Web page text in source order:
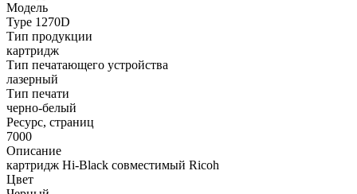
Модель
Type 1270D
Тип продукции
картридж
Тип печатающего устройства
лазерный
Тип печати
черно-белый
Ресурс, страниц
7000
Описание
картридж Hi-Black совместимый Ricoh
Цвет